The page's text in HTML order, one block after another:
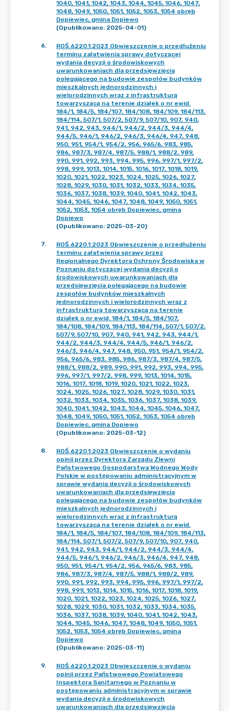
1040, 1041, 1042, 1043, 1044, 1045, 1046, 1047,
1048, 1049, 1050, 1051, 1052, 1053, 1054 obręb
Dopiewiec, gmina Dopiewo
(Opublikowano: 2025-04-01)
6.
ROŚ.6220.1.2023 Obwieszczenie o przedłużeniu
terminu załatwienia sprawy dotyczącej
wydania decyzji o środowiskowych
uwarunkowaniach dla przedsięwzięcia
polegającego na budowie zespołów budynków
mieszkalnych jednorodzinnych i
wielorodzinnych wraz z infrastrukturą
towarzyszącą na terenie działek o nr ewid.
184/1, 184/5, 184/107, 184/108, 184/109, 184/113,
184/114, 507/1, 507/2, 507/9, 507/10, 907, 940,
941, 942, 943, 944/1, 944/2, 944/3, 944/4,
944/5, 946/1, 946/2, 946/3, 946/4, 947, 948,
950, 951, 954/1, 954/2, 956, 965/6, 983, 985,
986, 987/3, 987/4, 987/5, 988/1, 988/2, 989,
990, 991, 992, 993, 994, 995, 996, 997/1, 997/2,
998, 999, 1013, 1014, 1015, 1016, 1017, 1018, 1019,
1020, 1021, 1022, 1023, 1024, 1025, 1026, 1027,
1028, 1029, 1030, 1031, 1032, 1033, 1034, 1035,
1036, 1037, 1038, 1039, 1040, 1041, 1042, 1043,
1044, 1045, 1046, 1047, 1048, 1049, 1050, 1051,
1052, 1053, 1054 obręb Dopiewiec, gmina
Dopiewo
(Opublikowano: 2025-03-20)
7.
ROŚ.6220.1.2023 Obwieszczenie o przedłużeniu
terminu załatwienia sprawy przez
Regionalnego Dyrektora Ochrony Środowiska w
Poznaniu dotyczącej wydania decyzji o
środowiskowych uwarunkowaniach dla
przedsięwzięcia polegającego na budowie
zespołów budynków mieszkalnych
jednorodzinnych i wielorodzinnych wraz z
infrastrukturą towarzyszącą na terenie
działek o nr ewid. 184/1, 184/5, 184/107,
184/108, 184/109, 184/113, 184/114, 507/1, 507/2,
507/9, 507/10, 907, 940, 941, 942, 943, 944/1,
944/2, 944/3, 944/4, 944/5, 946/1, 946/2,
946/3, 946/4, 947, 948, 950, 951, 954/1, 954/2,
956, 965/6, 983, 985, 986, 987/3, 987/4, 987/5,
988/1, 988/2, 989, 990, 991, 992, 993, 994, 995,
996, 997/1, 997/2, 998, 999, 1013, 1014, 1015,
1016, 1017, 1018, 1019, 1020, 1021, 1022, 1023,
1024, 1025, 1026, 1027, 1028, 1029, 1030, 1031,
1032, 1033, 1034, 1035, 1036, 1037, 1038, 1039,
1040, 1041, 1042, 1043, 1044, 1045, 1046, 1047,
1048, 1049, 1050, 1051, 1052, 1053, 1054 obręb
Dopiewiec, gmina Dopiewo
(Opublikowano: 2025-03-12)
8.
ROŚ.6220.1.2023 Obwieszczenie o wydaniu
opinii przez Dyrektora Zarządu Zlewni
Państwowego Gospodarstwa Wodnego Wody
Polskie w postępowaniu administracyjnym w
sprawie wydania decyzji o środowiskowych
uwarunkowaniach dla przedsięwzięcia
polegającego na budowie zespołów budynków
mieszkalnych jednorodzinnych i
wielorodzinnych wraz z infrastrukturą
towarzyszącą na terenie działek o nr ewid.
184/1, 184/5, 184/107, 184/108, 184/109, 184/113,
184/114, 507/1, 507/2, 507/9, 507/10, 907, 940,
941, 942, 943, 944/1, 944/2, 944/3, 944/4,
944/5, 946/1, 946/2, 946/3, 946/4, 947, 948,
950, 951, 954/1, 954/2, 956, 965/6, 983, 985,
986, 987/3, 987/4, 987/5, 988/1, 988/2, 989,
990, 991, 992, 993, 994, 995, 996, 997/1, 997/2,
998, 999, 1013, 1014, 1015, 1016, 1017, 1018, 1019,
1020, 1021, 1022, 1023, 1024, 1025, 1026, 1027,
1028, 1029, 1030, 1031, 1032, 1033, 1034, 1035,
1036, 1037, 1038, 1039, 1040, 1041, 1042, 1043,
1044, 1045, 1046, 1047, 1048, 1049, 1050, 1051,
1052, 1053, 1054 obręb Dopiewiec, gmina
Dopiewo
(Opublikowano: 2025-03-11)
9.
ROŚ.6220.1.2023 Obwieszczenie o wydaniu
opinii przez Państwowego Powiatowego
Inspektora Sanitarnego w Poznaniu w
postępowaniu administracyjnym w sprawie
wydania decyzji o środowiskowych
uwarunkowaniach dla przedsięwzięcia